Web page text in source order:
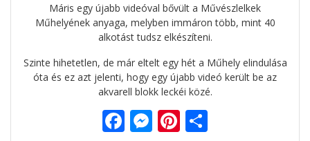
Máris egy újabb videóval bővült a Művészlelkek
Műhelyének anyaga, melyben immáron több, mint 40
alkotást tudsz elkészíteni.
Szinte hihetetlen, de már eltelt egy hét a Műhely elindulása
óta és ez azt jelenti, hogy egy újabb videó került be az
akvarell blokk leckéi közé.
F M Pi